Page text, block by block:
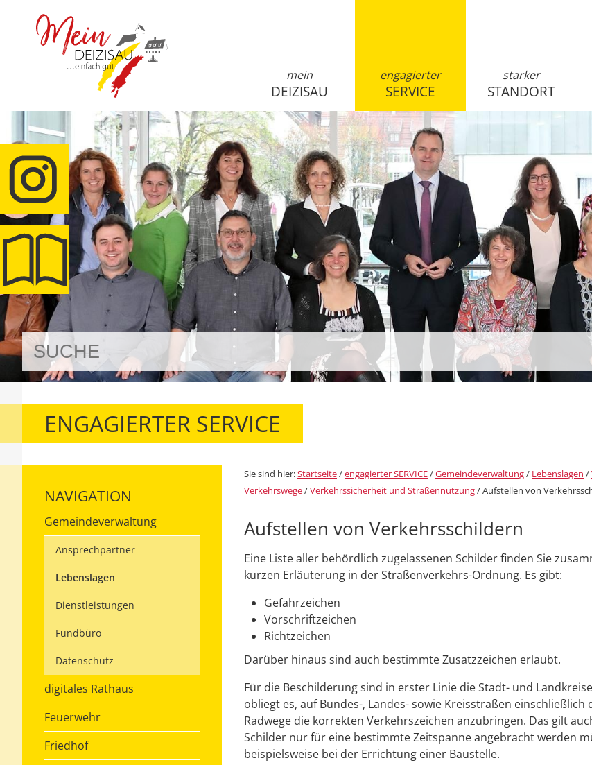
mein
DEIZISAU
engagierter
SERVICE
starker
STANDORT
ENGAGIERTER SERVICE
NAVIGATION
Gemeindeverwaltung
Ansprechpartner
Lebenslagen
Dienstleistungen
Fundbüro
Datenschutz
digitales Rathaus
Feuerwehr
Friedhof
Sie sind hier:Startseite/engagierter SERVICE/Gemeindeverwaltung/ Lebenslagen /
Verkehrswege/Verkehrssicherheit und Straßennutzung/Aufstellen von
Aufstellen von Verkehrsschildern
Eine Liste aller behördlich zugelassenen Schilder finden Sie
kurzen Erläuterung in der Straßenverkehrs-Ordnung. Es gibt:
Gefahrzeichen
Vorschriftzeichen
Richtzeichen
Darüber hinaus sind auch bestimmte Zusatzzeichen erlaubt.
Für die Beschilderung sind in erster Linie die Stadt- und
obliegt es, auf Bundes-, Landes- sowie Kreisstraßen einschließlich
Radwege die korrekten Verkehrszeichen anzubringen. Das gilt
Schilder nur für eine bestimmte Zeitspanne angebracht werden
beispielsweise bei der Errichtung einer Baustelle.